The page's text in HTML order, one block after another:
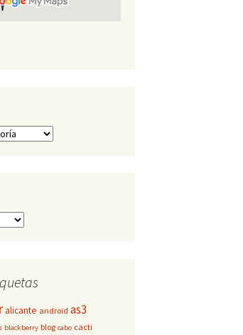
alicante android as3
blackberry blog cabo cacti